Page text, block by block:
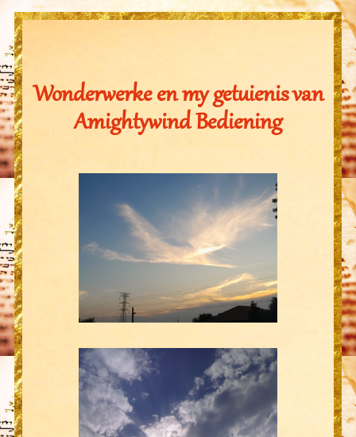
Wonderwerke en my getuienis van
Amightywind Bediening